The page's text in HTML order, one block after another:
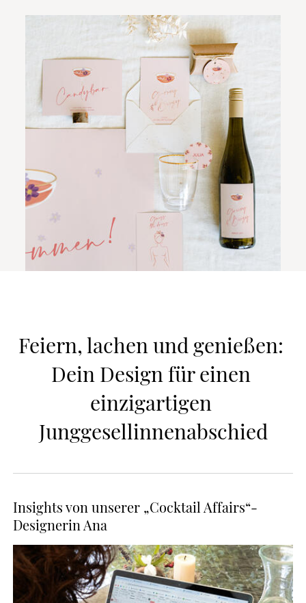
Feiern, lachen und genießen:
Dein Design für einen
einzigartigen
Junggesellinnenabschied
Insights von unserer „Cocktail Affairs“-
Designerin Ana